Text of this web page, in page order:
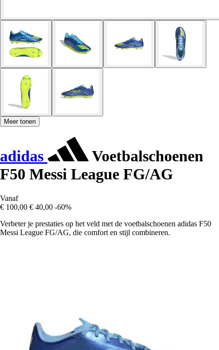
Meer tonen
adidas
Voetbalschoenen
F50 Messi League FG/AG
Vanaf
€ 100,00 € 40,00 -60%
Verbeter je prestaties op het veld met de voetbalschoenen adidas F50
Messi League FG/AG, die comfort en stijl combineren.